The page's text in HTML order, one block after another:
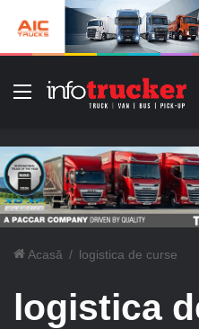
Meniu
Acasă / logistica de curse
logistica